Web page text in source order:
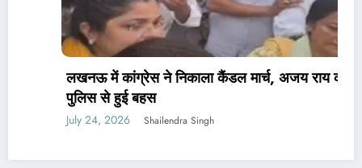
लखनऊ में कांग्रेस ने निकाला कैंडल मार्च, अजय राय की
पुलिस से हुई बहस
July 24, 2026 Shailendra Singh